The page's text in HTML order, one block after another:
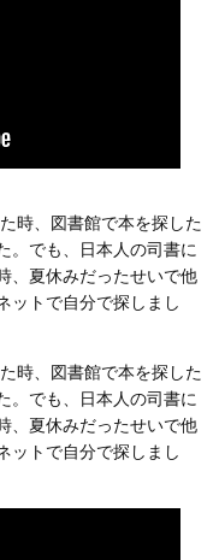
時、図書館で本を探した
。でも、日本人の司書に
、夏休みだったせいで他
ットで自分で探しまし
時、図書館で本を探した
。でも、日本人の司書に
、夏休みだったせいで他
ットで自分で探しまし